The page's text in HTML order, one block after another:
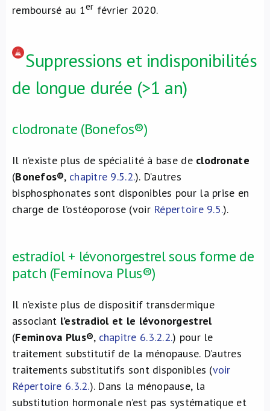
remboursé au 1er février 2020.
Suppressions et indisponibilités
de longue durée (>1 an)
clodronate (Bonefos®)
Il n’existe plus de spécialité à base de clodronate
(Bonefos®, chapitre 9.5.2.). D’autres
bisphosphonates sont disponibles pour la prise en
charge de l’ostéoporose (voir Répertoire 9.5.).
estradiol + lévonorgestrel sous forme de
patch (Feminova Plus®)
Il n’existe plus de dispositif transdermique
associant l’estradiol et le lévonorgestrel
(Feminova Plus®, chapitre 6.3.2.2.) pour le
traitement substitutif de la ménopause. D’autres
traitements substitutifs sont disponibles (voir
Répertoire 6.3.2.). Dans la ménopause, la
substitution hormonale n’est pas systématique et